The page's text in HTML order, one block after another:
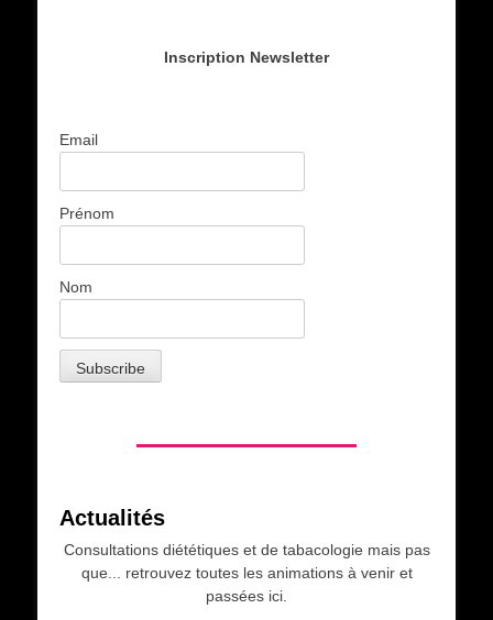
Inscription Newsletter
Email
Prénom
Nom
Actualités
Consultations diététiques et de tabacologie mais pas
que... retrouvez toutes les animations à venir et
passées ici.